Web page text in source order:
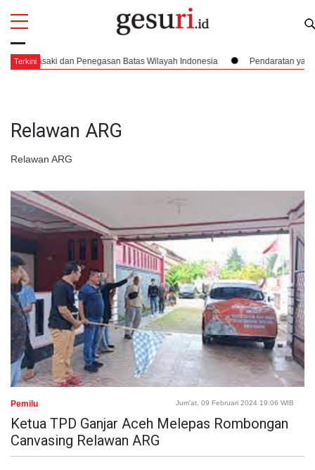
Terkinidan Penegasan Batas Wilayah Indonesia Pendaratan yang
Relawan ARG
Relawan ARG
All
Pemilu Jum'at, 09 Februari 2024 19:06 WIB
Ketua TPD Ganjar Aceh Melepas Rombongan
Canvasing Relawan ARG